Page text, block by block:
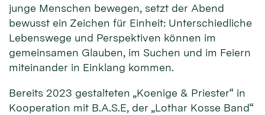
junge Menschen bewegen, setzt der Abend
bewusst ein Zeichen für Einheit: Unterschiedliche
Lebenswege und Perspektiven können im
gemeinsamen Glauben, im Suchen und im Feiern
miteinander in Einklang kommen.
Bereits 2023 gestalteten „Koenige & Priester“ in
Kooperation mit B.A.S.E, der „Lothar Kosse Band“